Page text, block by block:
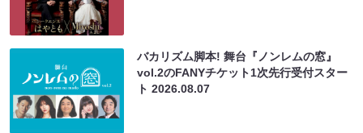
バカリズム脚本! 舞台『ノンレムの窓』
vol.2のFANYチケット1次先行受付スター
ト2026.08.07